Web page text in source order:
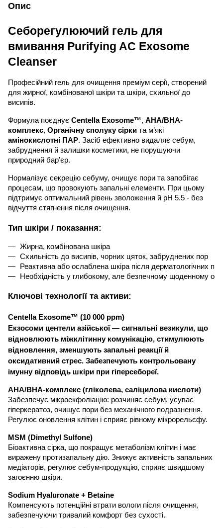
Опис
Себорегулюючий гель для
вмивання Purifying AC Exosome
Cleanser
Професійний гель для очищення преміум серії, створений
для жирної, комбінованої шкіри та шкіри, схильної до
висипів.
Формула поєднує Centella Exosome™, AHA/BHA-
комплекс, Органічну сполуку сірки та м’які
амінокислотні ПАР. Засіб ефективно видаляє себум,
забруднення й залишки косметики, не порушуючи
природний бар’єр.
Нормалізує секрецію себуму, очищує пори та запобігає
процесам, що провокують запальні елементи. При цьому
підтримує оптимальний рівень зволоження й pH 5.5 - без
відчуття стягнення після очищення.
Тип шкіри / показання:
Жирна, комбінована шкіра
Схильність до висипів, чорних цяток, забруднених пор
Реактивна або ослаблена шкіра після дерматологічних
Необхідність у глибокому, але безпечному щоденному
Ключові технології та активи:
Centella Exosome™ (10 000 ppm)
Екзосоми центели азійської — сигнальні везикули, що
відновлюють міжклітинну комунікацію, стимулюють
відновлення, зменшують запальні реакції й
оксидативний стрес. Забезпечують контрольовану
імунну відповідь шкіри при гіперсебореї.
AHA/BHA-комплекс (гліколева, саліцилова кислоти)
Забезпечує мікроекфоліацію: розчиняє себум, усуває
гіперкератоз, очищує пори без механічного подразнення.
Регулює оновлення клітин і сприяє рівному мікрорельєфу.
MSM (Dimethyl Sulfone)
Біоактивна сірка, що покращує метаболізм клітин і має
виражену протизапальну дію. Знижує активність запальних
медіаторів, регулює себум-продукцію, сприяє швидшому
загоєнню шкіри.
Sodium Hyaluronate + Betaine
Компенсують потенційні втрати вологи після очищення,
забезпечуючи тривалий комфорт без сухості.